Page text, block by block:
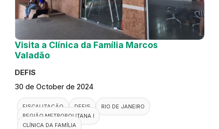
Visita a Clínica da Família Marcos
Valadão
DEFIS
30 de October de 2024
FISCALIZAÇÃO DEFIS
RIO DE JANEIRO
REGIÃO METROPOLITANA I
CLÍNICA DA FAMÍLIA